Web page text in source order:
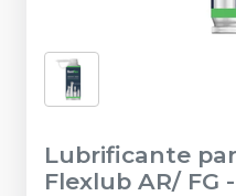
Lubrificante
Flexlub AR/ FG -